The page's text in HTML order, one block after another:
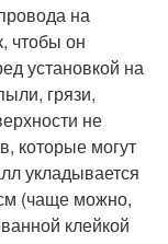
на
чтобы он
установкой на
грязи,
не
которые могут
укладывается
(чаще можно,
клейкой